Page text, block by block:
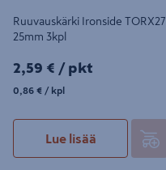
Ruuvauskärki Ironside TORX27
25mm 3kpl
2,59€/pkt
2,59 € / pkt
0,86€/kpl
0,86 € / kpl
Lue lisää